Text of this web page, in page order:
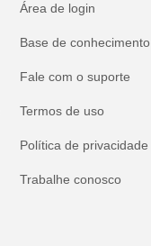
Área de login
Base de conhecimento
Fale com o suporte
Termos de uso
Política de privacidade
Trabalhe conosco